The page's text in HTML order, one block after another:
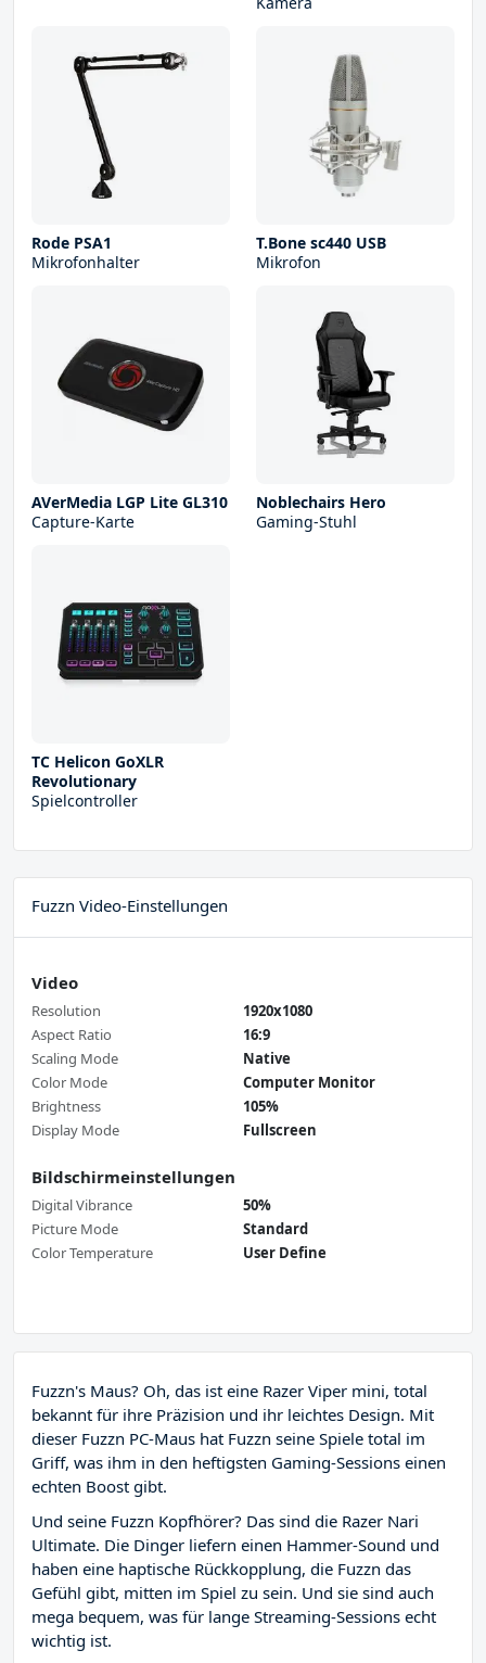
Rode PSA1
Mikrofonhalter
T.Bone sc440 USB
Mikrofon
AVerMedia LGP Lite GL310
Capture-Karte
Noblechairs Hero
Gaming-Stuhl
TC Helicon GoXLR
Revolutionary
Spielcontroller
Fuzzn Video-Einstellungen
Video
Resolution
1920x1080
Aspect Ratio
16:9
Scaling Mode
Native
Color Mode
Computer Monitor
Brightness
105%
Display Mode
Fullscreen
Bildschirmeinstellungen
Digital Vibrance
50%
Picture Mode
Standard
Color Temperature
User Define
Fuzzn's Maus? Oh, das ist eine Razer Viper mini, total
bekannt für ihre Präzision und ihr leichtes Design. Mit
dieser Fuzzn PC-Maus hat Fuzzn seine Spiele total im
Griff, was ihm in den heftigsten Gaming-Sessions einen
echten Boost gibt.
Und seine Fuzzn Kopfhörer? Das sind die Razer Nari
Ultimate. Die Dinger liefern einen Hammer-Sound und
haben eine haptische Rückkopplung, die Fuzzn das
Gefühl gibt, mitten im Spiel zu sein. Und sie sind auch
mega bequem, was für lange Streaming-Sessions echt
wichtig ist.